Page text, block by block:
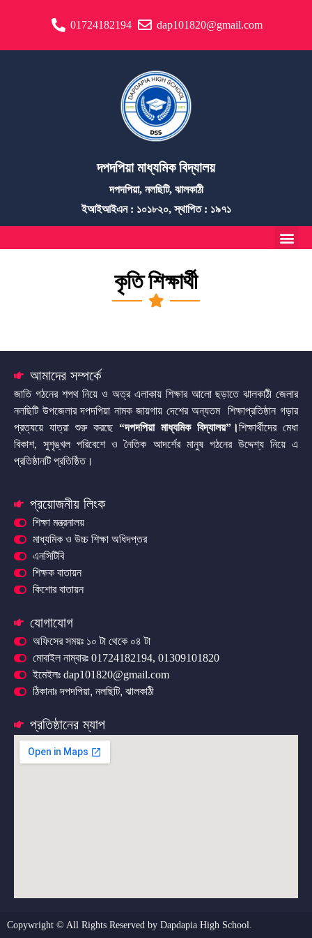
01724182194 dap101820@gmail.com
দপদপিয়া মাধ্যমিক বিদ্যালয়
দপদপিয়া, নলছিটি, ঝালকাঠী
ইআইআইএন : ১০১৮২০, স্থাপিত : ১৯৭১
কৃতি শিক্ষার্থী
আমাদের সম্পর্কে
জাতি গঠনের শপথ নিয়ে ও অত্র এলাকায় শিক্ষার আলো ছড়াতে ঝালকাঠী জেলার
নলছিটি উপজেলার দপদপিয়া নামক জায়গায় দেশের অন্যতম শিক্ষাপ্রতিষ্ঠান গড়ার
প্রত্যয়ে যাত্রা শুরু করছে “দপদপিয়া মাধ্যমিক বিদ্যালয়” ।শিক্ষার্থীদের মেধা
বিকাশ, সুশৃঙ্খল পরিবেশে ও নৈতিক আদর্শের মানুষ গঠনের উদ্দেশ্য নিয়ে এ
প্রতিষ্ঠানটি প্রতিষ্ঠিত।
প্রয়োজনীয় লিংক
শিক্ষা মন্ত্রনালয়
মাধ্যমিক ও উচ্চ শিক্ষা অধিদপ্তর
এনসিটিবি
শিক্ষক বাতায়ন
কিশোর বাতায়ন
যোগাযোগ
অফিসের সময়ঃ ১০ টা থেকে ০৪ টা
মোবাইল নাম্বারঃ 01724182194, 01309101820
ইমেইলঃ dap101820@gmail.com
ঠিকানাঃ দপদপিয়া, নলছিটি, ঝালকাঠী
প্রতিষ্ঠানের ম্যাপ
Copywright © All Rights Reserved by Dapdapia High School.